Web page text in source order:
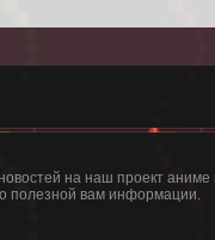
на наш проект
полезной вам информации.